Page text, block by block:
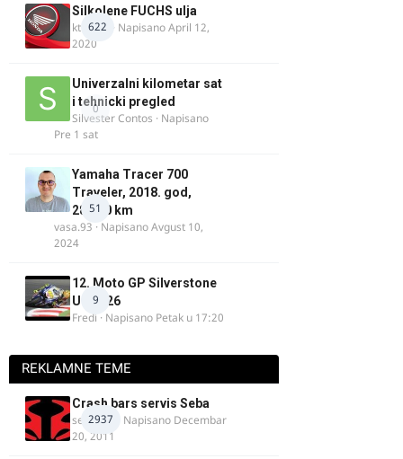
622
Silkolene FUCHS ulja
ktm600 · NapisanoApril 12,
2020
0
Univerzalni kilometar sat
i tehnicki pregled
Silvester Contos · Napisano
Pre 1 sat
51
Yamaha Tracer 700
Traveler, 2018. god,
28.100 km
vasa.93 · NapisanoAvgust 10,
2024
9
12. Moto GP Silverstone
UK 2026
Fredi · Napisano Petak u 17:20
REKLAMNE TEME
2937
Crash bars servis Seba
seba011 · Napisano Decembar
20, 2011